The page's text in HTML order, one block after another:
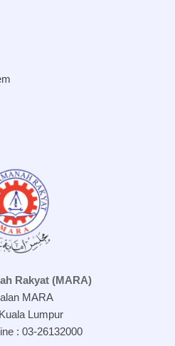
Rakyat (MARA)
MARA
Lumpur
: 03-26132000